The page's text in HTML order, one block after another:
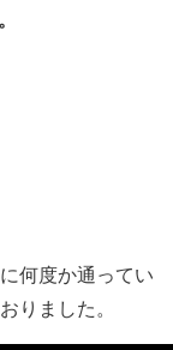
何度か通ってい
りました。